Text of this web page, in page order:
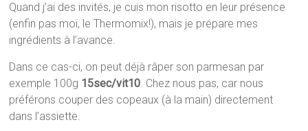
Quand j’ai des invités, je cuis mon risotto en leur présence
(enfin pas moi, le Thermomix!), mais je prépare mes
ingrédients à l’avance.
Dans ce cas-ci, on peut déjà râper son parmesan par
exemple 100g 15sec/vit10. Chez nous pas, car nous
préférons couper des copeaux (à la main) directement
dans l’assiette.